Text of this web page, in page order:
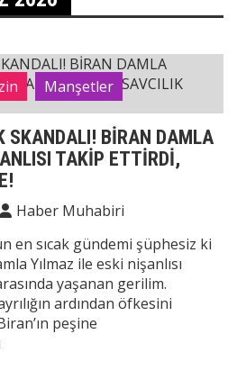
Manşetler
SKANDALI! BİRAN DAMLA
TAKİP ETTİRDİ,
Haber Muhabiri
en sıcak gündemi şüphesiz ki
Yılmaz ile eski nişanlısı
yaşanan gerilim.
ardından öfkesini
peşine